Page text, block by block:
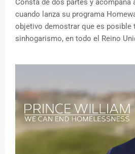
Consta de dos partes y acompaña
cuando lanza su programa
objetivo demostrar que es posible
sinhogarismo, en todo el Reino